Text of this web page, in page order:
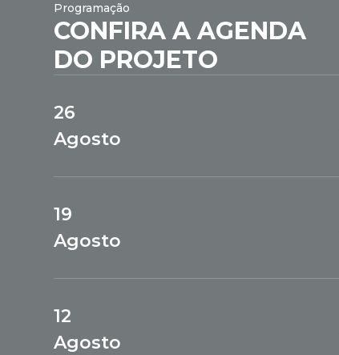
Programação
CONFIRA A AGENDA
DO PROJETO
26
Agosto
19
Agosto
12
Agosto